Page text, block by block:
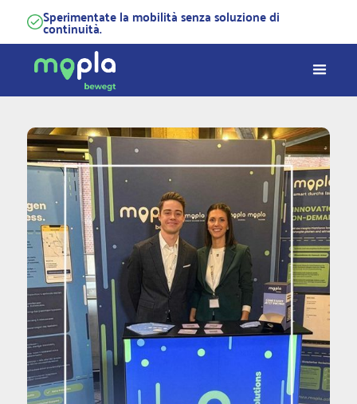
Sperimentate la mobilità senza soluzione di
continuità.